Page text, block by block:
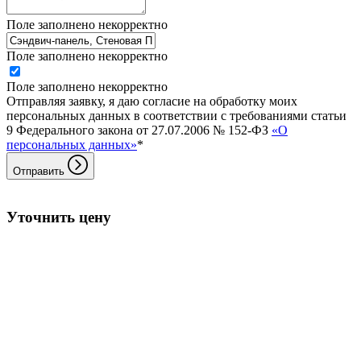
Поле заполнено некорректно
Поле заполнено некорректно
Поле заполнено некорректно
Отправляя заявку, я даю согласие на обработку моих
персональных данных в соответствии с требованиями статьи
9 Федерального закона от 27.07.2006 № 152-ФЗ «О
персональных данных»*
Отправить
Уточнить цену